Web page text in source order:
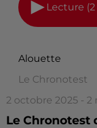
Lecture
Alouette
Le Chronotest
2 octobre 2025 - 2
Le Chronotest